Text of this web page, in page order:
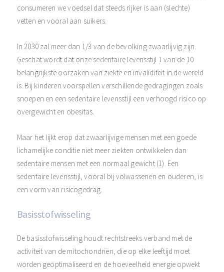
consumeren we voedsel dat steeds rijker is aan (slechte)
vetten en vooral aan suikers.
In 2030 zal meer dan 1/3 van de bevolking zwaarlijvig zijn.
Geschat wordt dat onze sedentaire levensstijl 1 van de 10
belangrijkste oorzaken van ziekte en invaliditeit in de wereld
is. Bij kinderen voorspellen verschillende gedragingen zoals
snoepen en een sedentaire levensstijl een verhoogd risico op
overgewicht en obesitas.
Maar het lijkt erop dat zwaarlijvige mensen met een goede
lichamelijke conditie niet meer ziekten ontwikkelen dan
sedentaire mensen met een normaal gewicht (1). Een
sedentaire levensstijl, vooral bij volwassenen en ouderen, is
een vorm van risicogedrag.
Basisstofwisseling
De basisstofwisseling houdt rechtstreeks verband met de
activiteit van de mitochondriën, die op elke leeftijd moet
worden geoptimaliseerd en de hoeveelheid energie opwekt